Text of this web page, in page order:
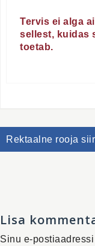
Tervis ei alga
sellest, kuidas
toetab.
Rektaalne rooja
Lisa
Sinu e-